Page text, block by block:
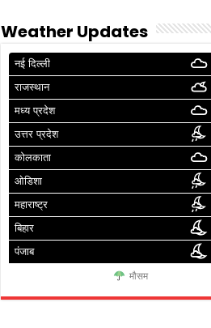
Weather Updates
नई दिल्ली
राजस्थान
मध्य प्रदेश
उत्तर प्रदेश
कोलकाता
ओडिशा
महाराष्ट्र
बिहार
पंजाब
मौसम